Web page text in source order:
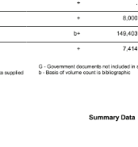





